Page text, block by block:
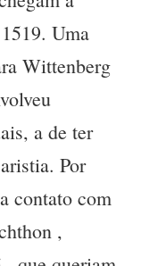
Uma
Wittenberg
a de ter
Por
contato com
,